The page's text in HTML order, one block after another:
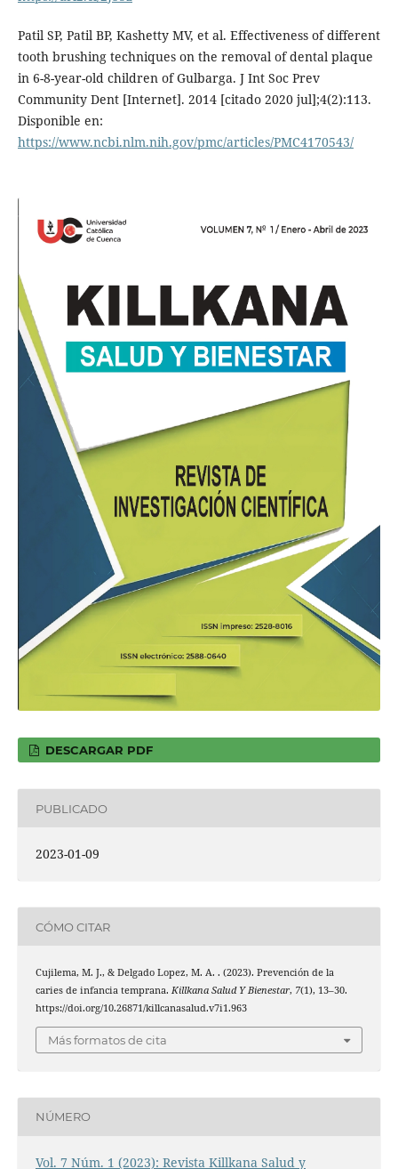
Patil SP, Patil BP, Kashetty MV, et al. Effectiveness of different
tooth brushing techniques on the removal of dental plaque
in 6-8-year-old children of Gulbarga. J Int Soc Prev
Community Dent [Internet]. 2014 [citado 2020 jul];4(2):113.
Disponible en:
https://www.ncbi.nlm.nih.gov/pmc/articles/PMC4170543/
DESCARGAR PDF
PUBLICADO
2023-01-09
CÓMO CITAR
Cujilema, M. J., & Delgado Lopez, M. A. . (2023). Prevención de la
caries de infancia temprana. Killkana Salud Y Bienestar, 7(1), 13–30.
https://doi.org/10.26871/killcanasalud.v7i1.963
Más formatos de cita
NÚMERO
Vol. 7 Núm. 1 (2023): Revista Killkana Salud y